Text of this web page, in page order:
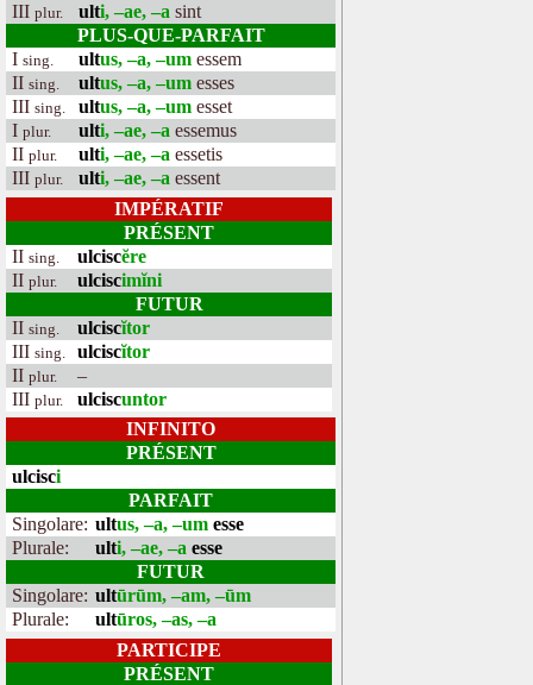
III plur. ulti, –ae, –a sint
PLUS-QUE-PARFAIT
I sing. ultus, –a, –um essem
II sing. ultus, –a, –um esses
III sing. ultus, –a, –um esset
I plur. ulti, –ae, –a essemus
II plur. ulti, –ae, –a essetis
III plur. ulti, –ae, –a essent
IMPÉRATIF
PRÉSENT
II sing. ulciscĕre
II plur. ulciscimĭni
FUTUR
II sing. ulciscĭtor
III sing. ulciscĭtor
II plur.
–
III plur. ulciscuntor
INFINITO
PRÉSENT
ulcisci
PARFAIT
Singolare: ultus, –a, –um esse
Plurale:
ulti, –ae, –a esse
FUTUR
Singolare: ultūrūm, –am, –ūm
Plurale:
ultūros, –as, –a
PARTICIPE
PRÉSENT